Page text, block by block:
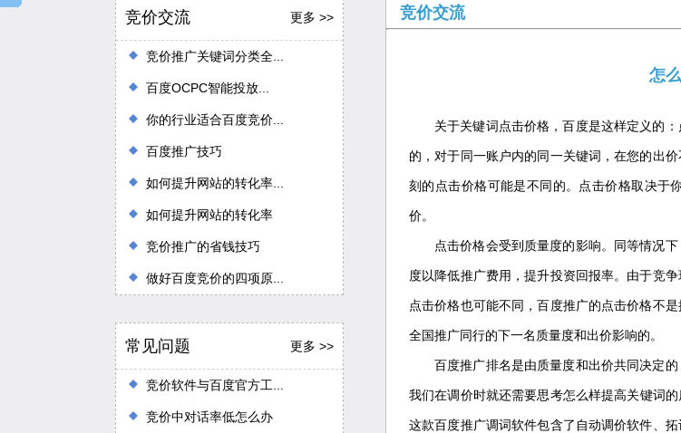
竞价交流 更多 >>
竞价推广关键词分类全...
百度OCPC智能投放...
你的行业适合百度竞价...
百度推广技巧
如何提升网站的转化率...
如何提升网站的转化率
竞价推广的省钱技巧
做好百度竞价的四项原...
常见问题 更多 >>
竞价软件与百度官方工...
竞价中对话率低怎么办
竞价交流
怎
关于关键词点击价格，百度是这样定义的
的，对于同一账户内的同一关键词，在您的出
刻的点击价格可能是不同的。点击价格取决于
价。
点击价格会受到质量度的影响。同等情况
度以降低推广费用，提升投资回报率。由于竞
点击价格也可能不同，百度推广的点击价格不
全国推广同行的下一名质量度和出价影响的。
百度推广排名是由质量度和出价共同决定
我们在调价时就还需要思考怎么样提高关键词
这款百度推广调词软件包含了自动调价软件、